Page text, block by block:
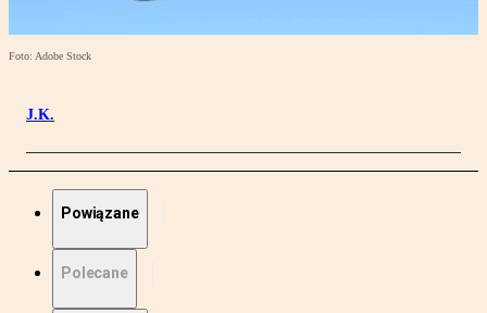
Foto: Adobe Stock
J.K.
Powiązane
Polecane